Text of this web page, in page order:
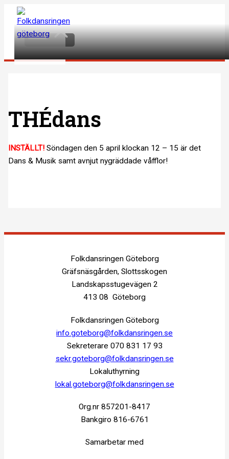
Hoppa
innehåll
Main
Menu
THÉdans
INSTÄLLT!Söndagen den 5 april klockan 12 – 15 är det
Dans & Musik samt avnjut nygräddade våfflor!
Folkdansringen Göteborg
Gräfsnäsgården, Slottsskogen
Landskapsstugevägen 2
413 08 Göteborg
Folkdansringen Göteborg
info.goteborg@folkdansringen.se
Sekreterare 070 831 17 93
sekr.goteborg@folkdansringen.se
Lokaluthyrning
lokal.goteborg@folkdansringen.se
Org.nr 857201-8417
Bankgiro 816-6761
Samarbetar med